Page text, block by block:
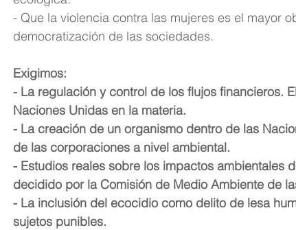
- Que la violencia contra las mujeres es el mayor
democratización de las sociedades.
Exigimos:
- La regulación y control de los flujos financieros.
Naciones Unidas en la materia.
- La creación de un organismo dentro de las
de las corporaciones a nivel ambiental.
- Estudios reales sobre los impactos ambientales
decidido por la Comisión de Medio Ambiente de
- La inclusión del ecocidio como delito de lesa
sujetos punibles.